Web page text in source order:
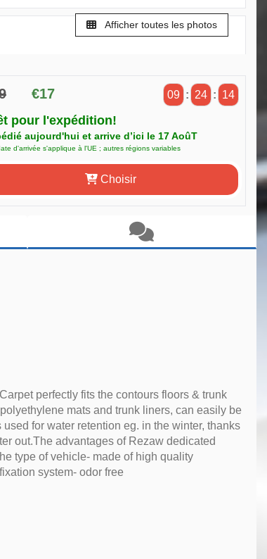
Afficher toutes les photos
€17 09 : 24 : 13
pour l'expédition!
aujourd'hui et arrive d’ici le 17 AoûT
d'arrivée s'applique à l'UE ; autres régions variables
Choisir
perfectly fits the contours floors & trunk
mats and trunk liners, can easily be
for water retention eg. in the winter, thanks
out.The advantages of Rezaw dedicated
type of vehicle- made of high quality
system- odor free